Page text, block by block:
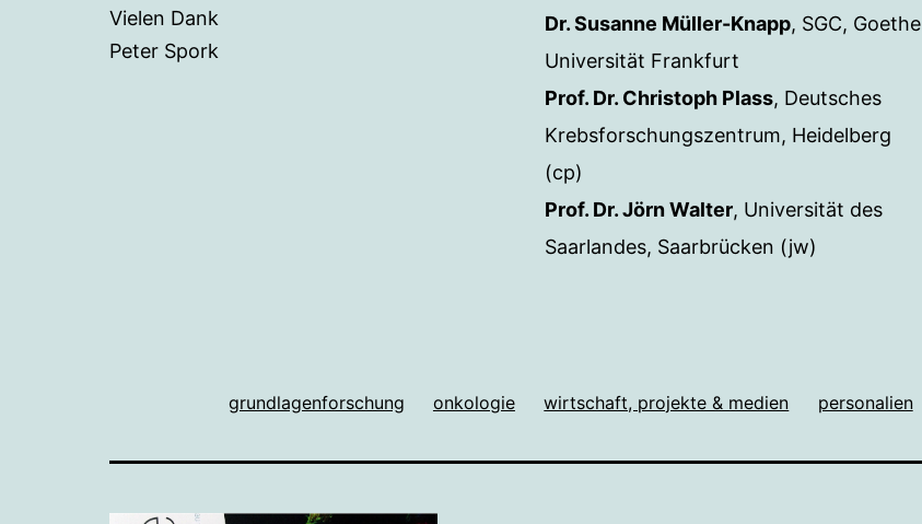
Vielen Dank
Peter Spork
Dr. Susanne Müller-Knapp, SGC, Goethe
Universität Frankfurt
Prof. Dr. Christoph Plass, Deutsches
Krebsforschungszentrum, Heidelberg
(cp)
Prof. Dr. Jörn Walter, Universität des
Saarlandes, Saarbrücken (jw)
grundlagenforschung onkologie wirtschaft, projekte & medien personalien